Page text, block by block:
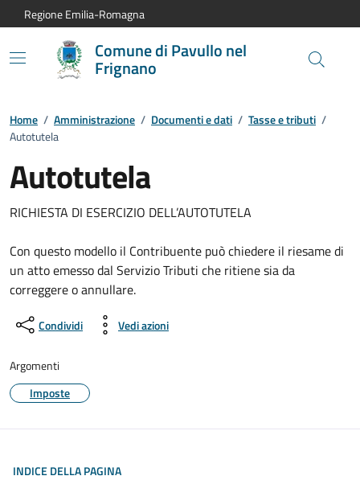
Vai al contenuto principale
Vai alla navigazione del sito
Vai al piede di pagina
Regione Emilia-Romagna
Comune di Pavullo nel
Frignano
Home / Amministrazione / Documenti e dati / Tasse e tributi /
Autotutela
Autotutela
RICHIESTA DI ESERCIZIO DELL’AUTOTUTELA
Con questo modello il Contribuente può chiedere il riesame di
un atto emesso dal Servizio Tributi che ritiene sia da
correggere o annullare.
Condividi Vedi azioni
Argomenti
Imposte
INDICE DELLA PAGINA